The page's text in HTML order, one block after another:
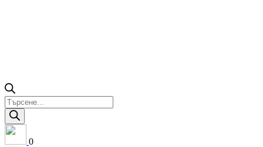
Products
search
0